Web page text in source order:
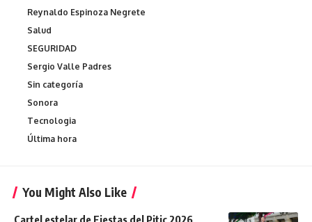
Reynaldo Espinoza Negrete
Salud
SEGURIDAD
Sergio Valle Padres
Sin categoría
Sonora
Tecnologia
Última hora
You Might Also Like
Cartel estelar de Fiestas del Pitic 2026